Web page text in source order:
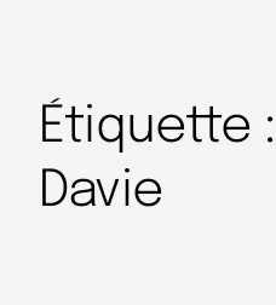
Étiquette :
Davie